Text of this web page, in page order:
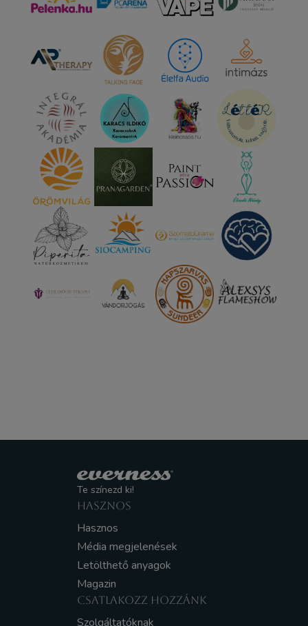
Te színezd ki!
HASZNOS
Hasznos
Média megjelenések
Letölthető anyagok
Magazin
CSATLAKOZZ HOZZÁNK
Szolgáltatóknak